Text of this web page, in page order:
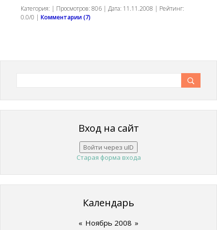
Категория: | Просмотров: 806 | Дата: 11.11.2008 | Рейтинг:
0.0/0 | Комментарии (7)
Вход на сайт
Войти через uID
Старая форма входа
Календарь
« Ноябрь 2008 »